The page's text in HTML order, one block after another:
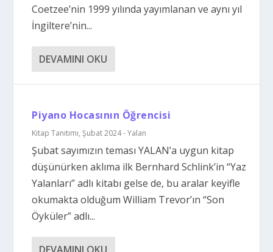
Coetzee’nin 1999 yılında yayımlanan ve aynı yıl
İngiltere’nin...
DEVAMINI OKU
Piyano Hocasının Öğrencisi
Kitap Tanıtımı,Şubat 2024 - Yalan
Şubat sayımızın teması YALAN’a uygun kitap
düşünürken aklıma ilk Bernhard Schlink’in “Yaz
Yalanları” adlı kitabı gelse de, bu aralar keyifle
okumakta olduğum William Trevor’ın “Son
Öyküler” adlı...